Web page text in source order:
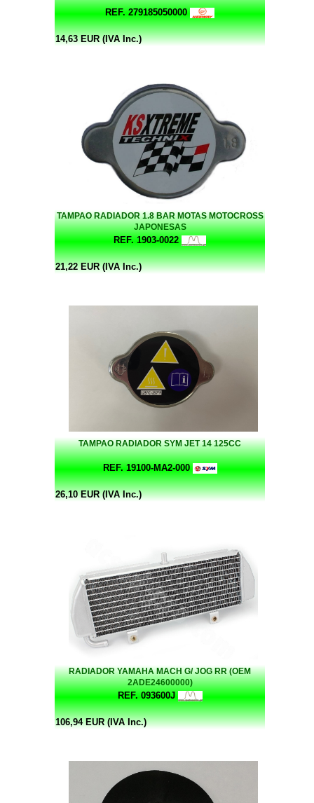
REF. 279185050000
14,63 EUR (IVA Inc.)
TAMPAO RADIADOR 1.8 BAR MOTAS MOTOCROSS
JAPONESAS
REF. 1903-0022
21,22 EUR (IVA Inc.)
TAMPAO RADIADOR SYM JET 14 125CC
REF. 19100-MA2-000
26,10 EUR (IVA Inc.)
RADIADOR YAMAHA MACH G/ JOG RR (OEM
2ADE24600000)
REF. 093600J
106,94 EUR (IVA Inc.)